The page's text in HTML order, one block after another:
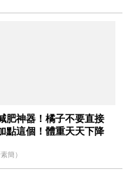
肥神器！橘子不要直接
點這個！體重天天下降
簡）